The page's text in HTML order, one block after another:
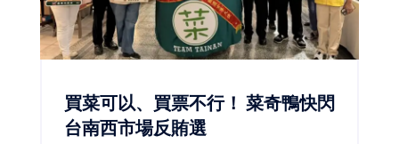
買菜可以、買票不行！ 菜奇鴨快閃
台南西市場反賄選